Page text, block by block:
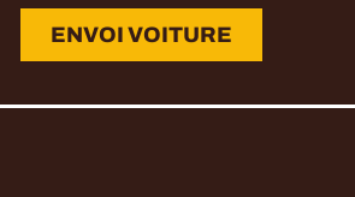
ENVOI VOITURE